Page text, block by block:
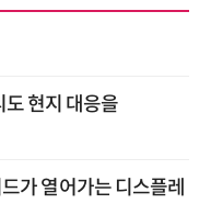
도 현지 대응을
가 열어가는 디스플레